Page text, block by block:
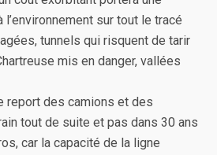
sur tout le tracé
tunnels qui risquent de tarir
mis en danger, vallées
report des camions et des
tout de suite et pas dans 30 ans
car la capacité de la ligne